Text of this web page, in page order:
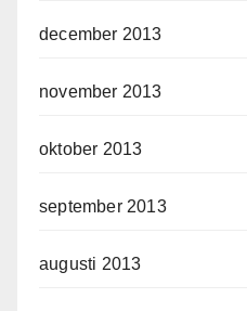
december 2013
november 2013
oktober 2013
september 2013
augusti 2013